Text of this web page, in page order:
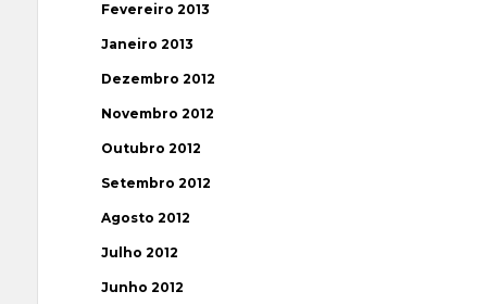
Fevereiro 2013
Janeiro 2013
Dezembro 2012
Novembro 2012
Outubro 2012
Setembro 2012
Agosto 2012
Julho 2012
Junho 2012